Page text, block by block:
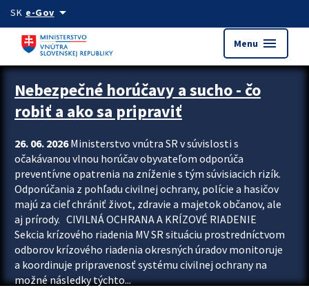
Preskocit na hlavný obsah
SK e-Govarrow_drop_down
Menu menu
Zastavit automatický posun upútavok
Nebezpečné horúčavy a sucho - čo
robiť a ako sa pripraviť
26. 06. 2026Ministerstvo vnútra SR v súvislosti s
očakávanou vlnou horúčav obyvateľom odporúča
preventívne opatrenia na zníženie s tým súvisiacich rizík.
Odporúčania z pohľadu civilnej ochrany, polície a hasičov
majú za cieľ chrániť život, zdravie a majetok občanov, ale
aj prírody. CIVILNÁ OCHRANA A KRÍZOVÉ RIADENIE
Sekcia krízového riadenia MV SR situáciu prostredníctvom
odborov krízového riadenia okresných úradov monitoruje
a koordinuje pripravenosť systému civilnej ochrany na
možné následky týchto...